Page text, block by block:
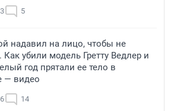
5
надавил на лицо, чтобы не
Как убили модель Гретту Ведлер и
год прятали ее тело в
— видео
14